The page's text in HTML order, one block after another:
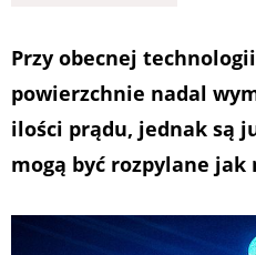
Przy obecnej
powierzchnie nadal
ilości prądu, jednak są
mogą być rozpylane